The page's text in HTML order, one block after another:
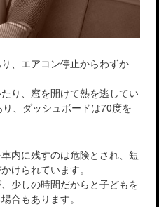
、エアコン停止からわずか
り、窓を開けて熱を逃してい
、ダッシュボードは70度を
内に残すのは危険とされ、短
けられています。
少しの時間だからと子どもを
合もあります。